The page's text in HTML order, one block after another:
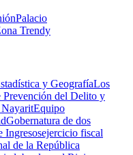
Palacio
Trendy
y GeografíaLos
Prevención del Delito y
NayaritEquipo
Gobernatura de dos
Ingresosejercicio fiscal
de la República